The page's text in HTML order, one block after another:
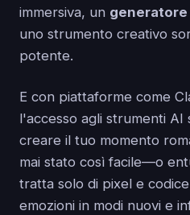
immersiva, un
uno strumento creativo
potente.
E con piattaforme come
l'accesso agli strumenti
creare il tuo momento
mai stato così facile—o
tratta solo di pixel e
emozioni in modi nuovi e